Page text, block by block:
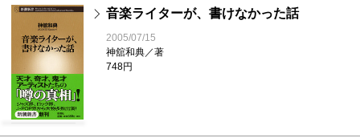
音楽ライターが、書けなかった話
2005/07/15
神舘和典／著
748円